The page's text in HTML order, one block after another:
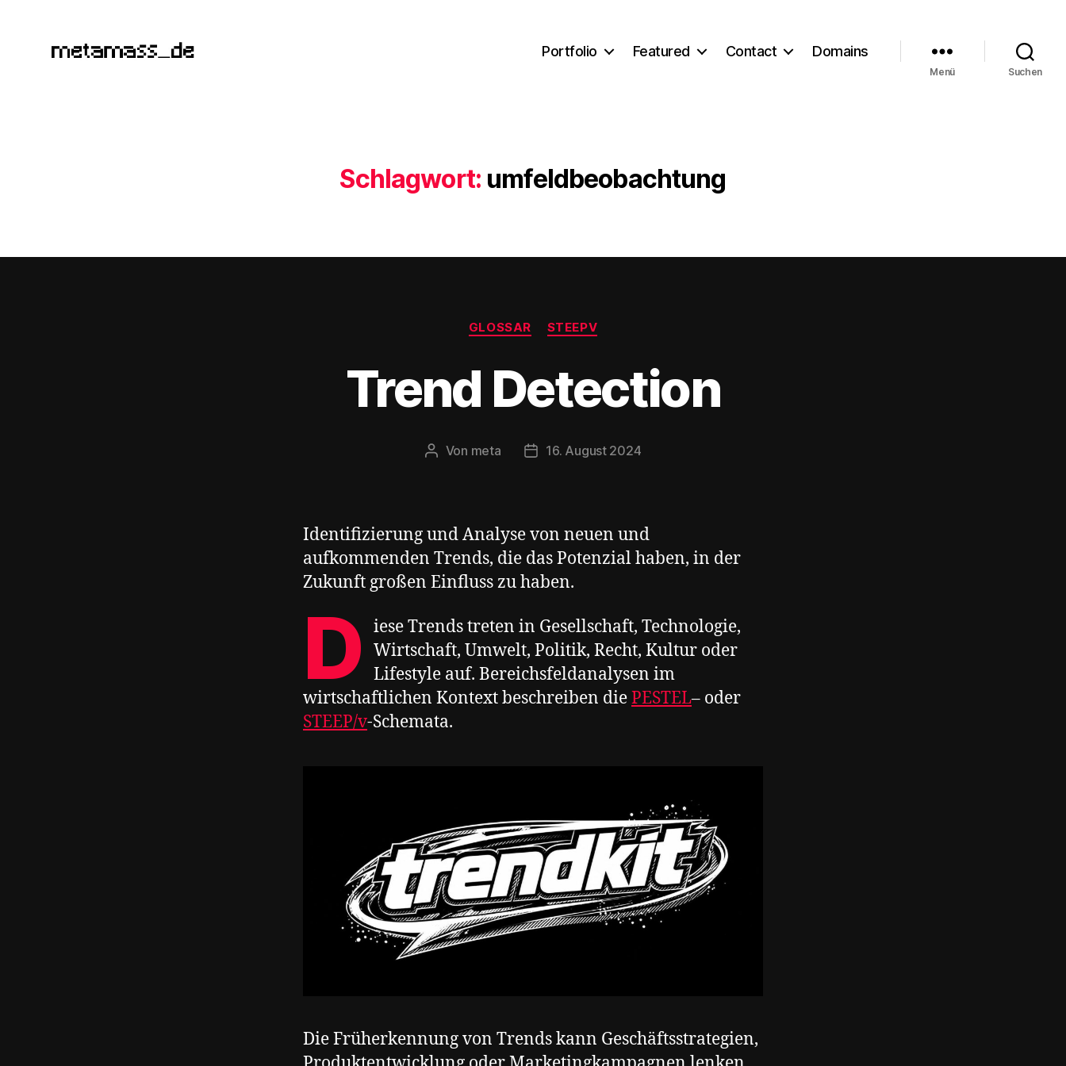
Portfolio Featured Contact Domains
Menü Suchen
Schlagwort: umfeldbeobachtung
Kategorien
GLOSSAR STEEPV
Trend Detection
Beitragsautor
Von meta Veröffentlichungsdatum
16. August 2024
Identifizierung und Analyse von neuen und
aufkommenden Trends, die das Potenzial haben, in der
Zukunft großen Einfluss zu haben.
D iese Trends treten in Gesellschaft, Technologie,
Wirtschaft, Umwelt, Politik, Recht, Kultur oder
Lifestyle auf. Bereichsfeldanalysen im
wirtschaftlichen Kontext beschreiben diePESTEL– oder
STEEP/v-Schemata.
Die Früherkennung von Trends kann Geschäftsstrategien,